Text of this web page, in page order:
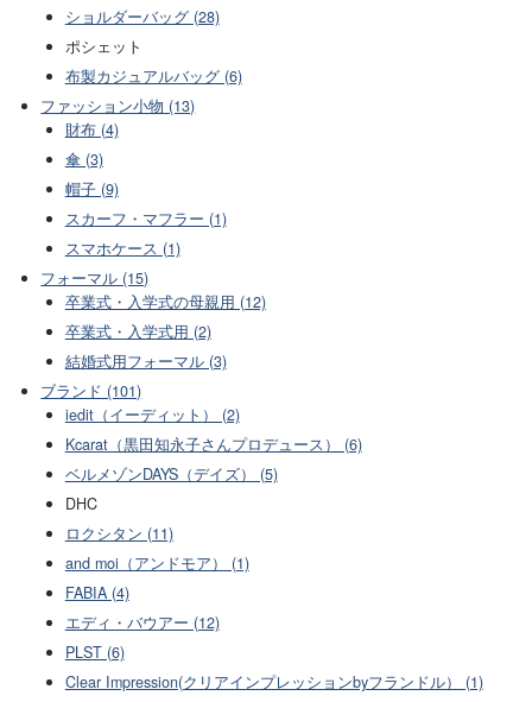
ショルダーバッグ (28)
ポシェット
布製カジュアルバッグ (6)
ファッション小物 (13)
財布 (4)
傘 (3)
帽子 (9)
スカーフ・マフラー (1)
スマホケース (1)
フォーマル (15)
卒業式・入学式の母親用 (12)
卒業式・入学式用 (2)
結婚式用フォーマル (3)
ブランド (101)
iedit（イーディット） (2)
Kcarat（黒田知永子さんプロデュース） (6)
ベルメゾンDAYS（デイズ） (5)
DHC
ロクシタン (11)
and moi（アンドモア） (1)
FABIA (4)
エディ・バウアー (12)
PLST (6)
Clear Impression(クリアインプレッションbyフランドル） (1)